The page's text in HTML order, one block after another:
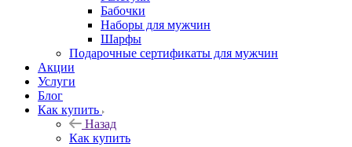
Бабочки
Наборы для мужчин
Шарфы
Подарочные сертификаты для мужчин
Акции
Услуги
Блог
Как купить
Назад
Как купить